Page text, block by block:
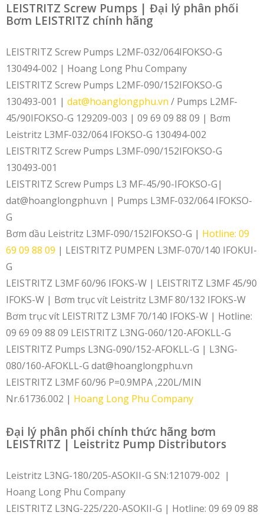
LEISTRITZ Screw Pumps | Đại lý phân phối
Bơm LEISTRITZ chính hãng
LEISTRITZ Screw Pumps L2MF-032/064IFOKSO-G
130494-002 | Hoang Long Phu Company
LEISTRITZ Screw Pumps L2MF-090/152IFOKSO-G
130493-001 | dat@hoanglongphu.vn / Pumps L2MF-
45/90IFOKSO-G 129209-003 | 09 69 09 88 09 | Bơm
Leistritz L3MF-032/064 IFOKSO-G 130494-002
LEISTRITZ Screw Pumps L3MF-090/152IFOKSO-G
130493-001
LEISTRITZ Screw Pumps L3 MF-45/90-IFOKSO-G|
dat@hoanglongphu.vn | Pumps L3MF-032/064 IFOKSO-
G
Bơm dầu Leistritz L3MF-090/152IFOKSO-G | Hotline: 09
69 09 88 09 | LEISTRITZ PUMPEN L3MF-070/140 IFOKUI-
G
LEISTRITZ L3MF 60/96 IFOKS-W | LEISTRITZ L3MF 45/90
IFOKS-W | Bơm trục vít Leistritz L3MF 80/132 IFOKS-W
Bơm trục vít LEISTRITZ L3MF 70/140 IFOKS-W | Hotline:
09 69 09 88 09 LEISTRITZ L3NG-060/120-AFOKLL-G
LEISTRITZ Pumps L3NG-090/152-AFOKLL-G | L3NG-
080/160-AFOKLL-G dat@hoanglongphu.vn
LEISTRITZ L3MF 60/96 P=0.9MPA ,220L/MIN
Nr.61736.002 | Hoang Long Phu Company
Đại lý phân phối chính thức hãng bơm
LEISTRITZ | Leistritz Pump Distributors
Leistritz L3NG-180/205-ASOKII-G SN:121079-002 |
Hoang Long Phu Company
LEISTRITZ L3NG-225/220-ASOKII-G | Hotline: 09 69 09 88